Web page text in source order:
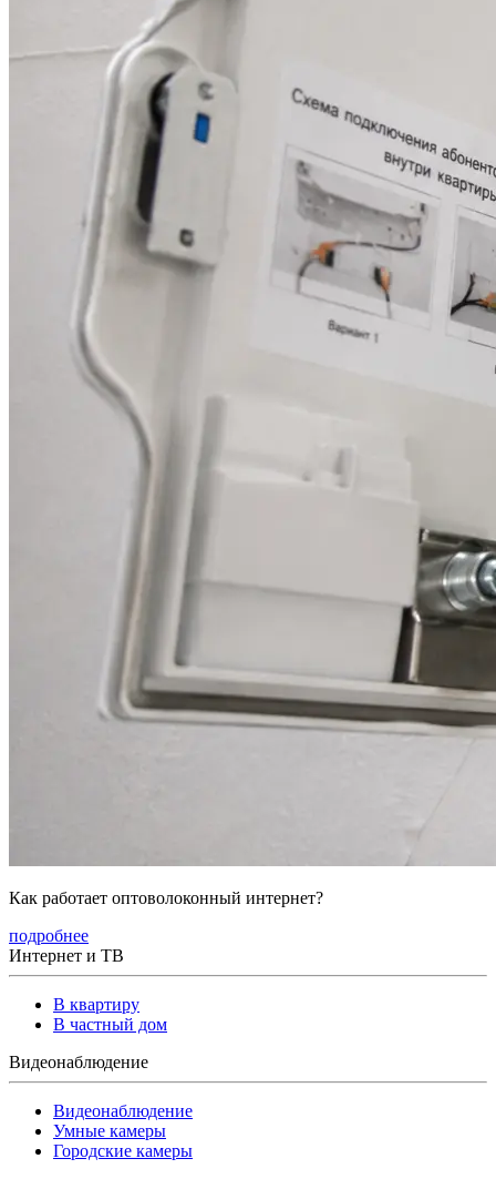
Как работает оптоволоконный интернет?
подробнее
Интернет и ТВ
В квартиру
В частный дом
Видеонаблюдение
Видеонаблюдение
Умные камеры
Городские камеры